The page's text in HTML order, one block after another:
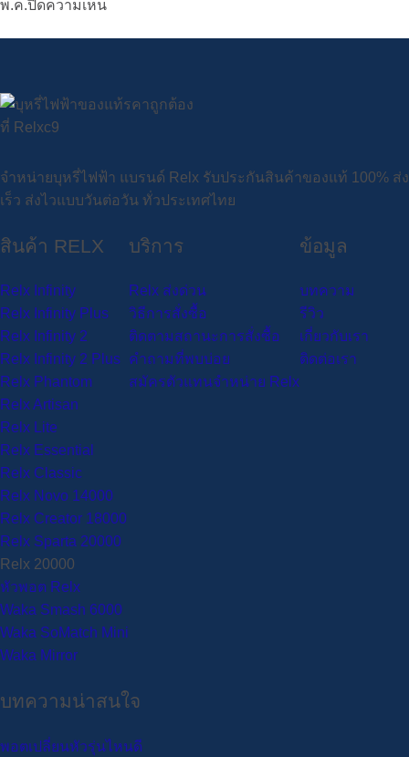
จาก
จริง
ควัน
ชัด
ปรับ
ไฟ
ได้!
เสี่ยง
ต้อง
นี้
พลาด
Puffs
ดี
ไหม
ได้
จุใจ
20000
พ.ค.ปิดความเห็นบน
คือ
ได้
รับ
สนใจ
ช่วง
หลัง?
จำหน่ายบุหรี่ไฟฟ้า แบรนด์ Relx รับประกันสินค้าของแท้ 100% ส่ง
เร็ว ส่งไวแบบวันต่อวัน ทั่วประเทศไทย
สินค้า RELX
Relx Infinity
Relx Infinity Plus
Relx Infinity 2
Relx Infinity 2 Plus
Relx Phantom
Relx Artisan
Relx Lite
Relx Essential
Relx Classic
Relx Novo 14000
Relx Creator 18000
Relx Sparta 20000
Relx 20000
หัวพอต Relx
Waka Smash 6000
Waka SoMatch Mini
Waka Mirror
บริการ
Relx ส่งด่วน
วิธีการสั่งซื้อ
ติดตามสถานะการสั่งซื้อ
คำถามที่พบบ่อย
สมัครตัวแทนจำหน่าย Relx
ข้อมูล
บทความ
รีวิว
เกี่ยวกับเรา
ติดต่อเรา
บทความน่าสนใจ
พอตเปลี่ยนหัวรุ่นไหนดี